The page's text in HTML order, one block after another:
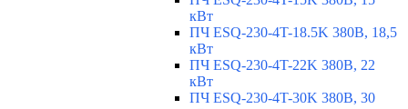
кВт
ПЧ ESQ-230-4T-18.5K 380В, 18,5
кВт
ПЧ ESQ-230-4T-22K 380В, 22
кВт
ПЧ ESQ-230-4T-30K 380В, 30